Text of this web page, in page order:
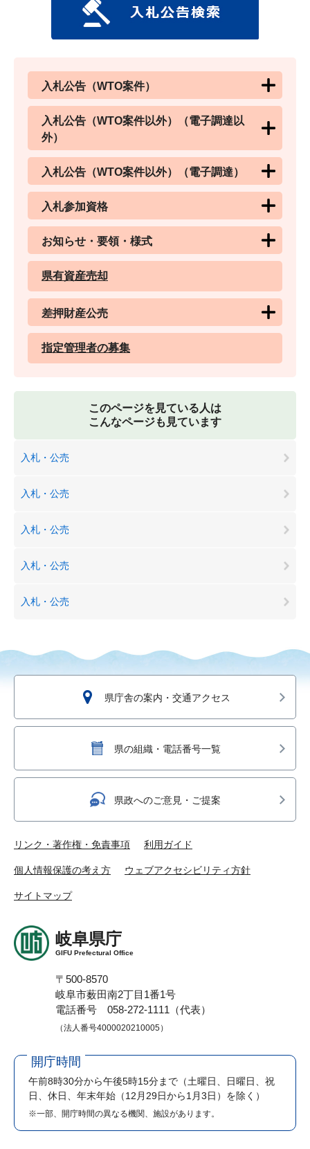
入札公告（WTO案件）
入札公告（WTO案件以外）（電子調達以
外）
入札公告（WTO案件以外）（電子調達）
入札参加資格
お知らせ・要領・様式
県有資産売却
差押財産公売
指定管理者の募集
このページを見ている人は
こんなページも見ています
入札・公売
入札・公売
入札・公売
入札・公売
入札・公売
県庁舎の案内・交通アクセス
県の組織・電話番号一覧
県政へのご意見・ご提案
リンク・著作権・免責事項 利用ガイド
個人情報保護の考え方 ウェブアクセシビリティ方針
サイトマップ
岐阜県庁
GIFU Prefectural Office
〒500-8570
岐阜市薮田南2丁目1番1号
電話番号 058-272-1111（代表）
（法人番号4000020210005）
開庁時間
午前8時30分から午後5時15分まで （土曜日、日曜日、祝
日、休日、年末年始（12月29日から1月3日）を除く）
※一部、開庁時間の異なる機関、施設があります。